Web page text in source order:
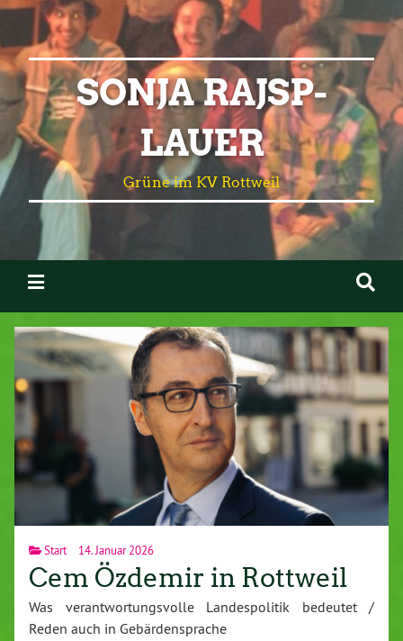
SONJA RAJSP-
LAUER
Grüne im KV Rottweil
Start 14. Januar 2026
Cem Özdemir in Rottweil
Was verantwortungsvolle Landespolitik bedeutet /
Reden auch in Gebärdensprache